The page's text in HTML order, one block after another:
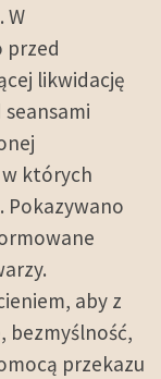
W
przed
likwidację
których
Pokazywano
aby z
bezmyślność,
przekazu